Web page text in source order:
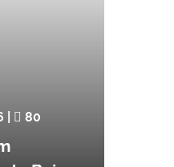
| 80